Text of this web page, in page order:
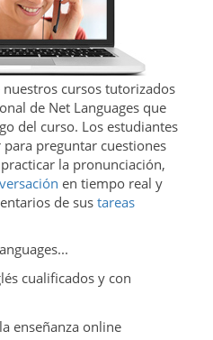
cursos tutorizados
de Net Languages que
del curso. Los estudiantes
preguntar cuestiones
la pronunciación,
en tiempo real y
de sustareas
cualificados y con
enseñanza online